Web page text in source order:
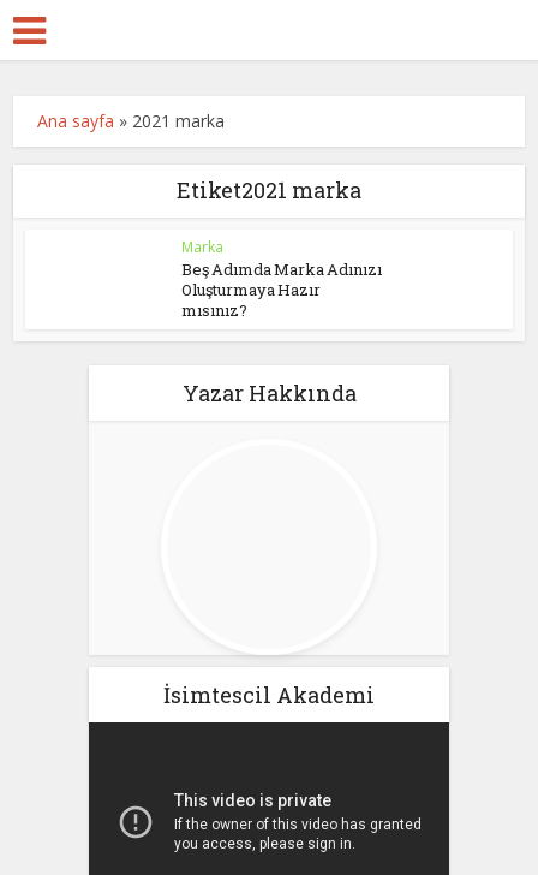
Ana sayfa » 2021 marka
Etiket2021 marka
Marka
Beş Adımda Marka Adınızı
Oluşturmaya Hazır
mısınız?
Yazar Hakkında
İsimtescil Akademi